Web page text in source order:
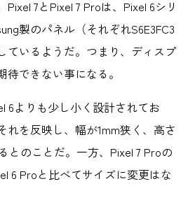
7とPixel 7 Proは、Pixel 6シリ
製のパネル（それぞれS6E3FC3
ているようだ。つまり、ディスプ
待できない事になる。
6よりも少し小く設計されてお
れを反映し、幅が1mm狭く、高さ
とのことだ。一方、Pixel 7 Proの
6 Proと比べてサイズに変更はな